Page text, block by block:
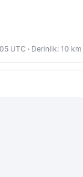
UTC · Derinlik: 10 km